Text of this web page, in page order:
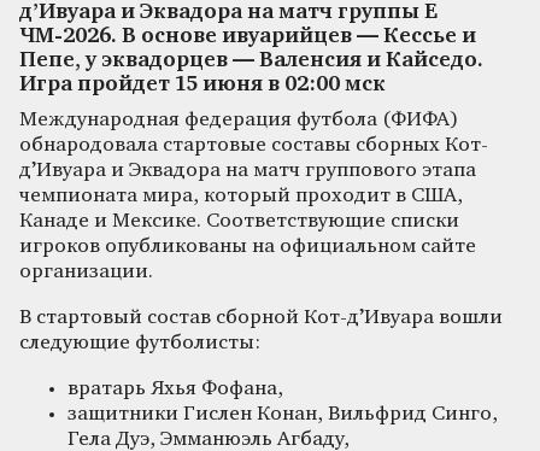
д’Ивуара и Эквадора на матч группы Е
ЧМ-2026. В основе ивуарийцев — Кессье и
Пепе, у эквадорцев — Валенсия и Кайседо.
Игра пройдет 15 июня в 02:00 мск
Международная федерация футбола (ФИФА)
обнародовала стартовые составы сборных Кот-
д’Ивуара и Эквадора на матч группового этапа
чемпионата мира, который проходит в США,
Канаде и Мексике. Соответствующие списки
игроков опубликованы на официальном сайте
организации.
В стартовый состав сборной Кот-д’Ивуара вошли
следующие футболисты:
вратарь Яхья Фофана,
защитники Гислен Конан, Вильфрид Синго,
Гела Дуэ, Эмманюэль Агбаду,